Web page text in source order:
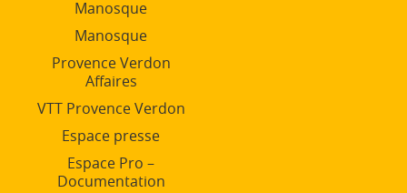
Manosque
Manosque
Provence Verdon
Affaires
VTT Provence Verdon
Espace presse
Espace Pro –
Documentation